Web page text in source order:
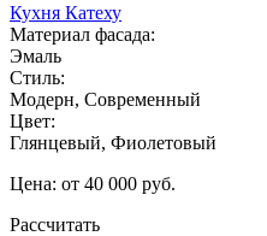
Кухня Катеху
Материал фасада:
Эмаль
Стиль:
Модерн, Современный
Цвет:
Глянцевый, Фиолетовый
Цена: от 40 000 руб.
Рассчитать